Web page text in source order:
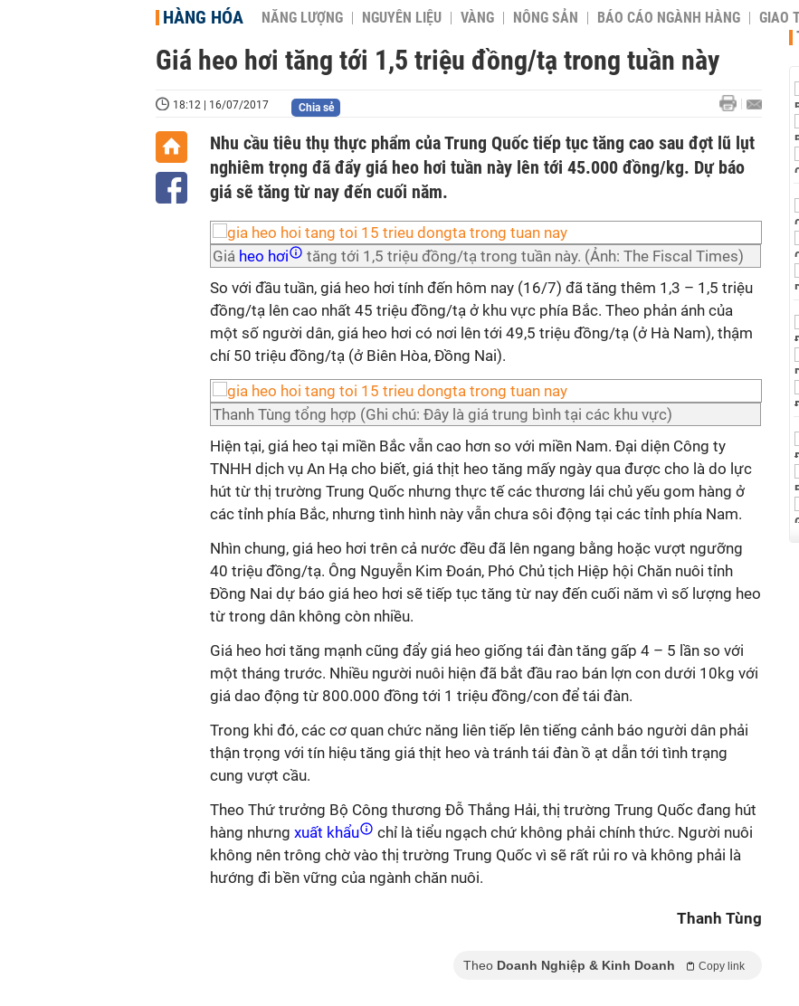
HÀNG HÓA NĂNG LƯỢNG NGUYÊN LIỆU VÀNG NÔNG SẢN BÁO CÁO NGÀNH HÀNG GIAO
Giá heo hơi tăng tới 1,5 triệu đồng/tạ trong tuần này
18:12 | 16/07/2017 Chia sẻ
Nhu cầu tiêu thụ thực phẩm của Trung Quốc tiếp tục tăng cao sau đợt lũ lụt
nghiêm trọng đã đẩy giá heo hơi tuần này lên tới 45.000 đồng/kg. Dự báo
giá sẽ tăng từ nay đến cuối năm.
Giá heo hơi
tăng tới 1,5 triệu đồng/tạ trong tuần này. (Ảnh: The Fiscal Times)
So với đầu tuần, giá heo hơi tính đến hôm nay (16/7) đã tăng thêm 1,3 – 1,5 triệu
đồng/tạ lên cao nhất 45 triệu đồng/tạ ở khu vực phía Bắc. Theo phản ánh của
một số người dân, giá heo hơi có nơi lên tới 49,5 triệu đồng/tạ (ở Hà Nam), thậm
chí 50 triệu đồng/tạ (ở Biên Hòa, Đồng Nai).
Thanh Tùng tổng hợp (Ghi chú: Đây là giá trung bình tại các khu vực)
Hiện tại, giá heo tại miền Bắc vẫn cao hơn so với miền Nam. Đại diện Công ty
TNHH dịch vụ An Hạ cho biết, giá thịt heo tăng mấy ngày qua được cho là do lực
hút từ thị trường Trung Quốc nhưng thực tế các thương lái chủ yếu gom hàng ở
các tỉnh phía Bắc, nhưng tình hình này vẫn chưa sôi động tại các tỉnh phía Nam.
Nhìn chung, giá heo hơi trên cả nước đều đã lên ngang bằng hoặc vượt ngưỡng
40 triệu đồng/tạ. Ông Nguyễn Kim Đoán, Phó Chủ tịch Hiệp hội Chăn nuôi tỉnh
Đồng Nai dự báo giá heo hơi sẽ tiếp tục tăng từ nay đến cuối năm vì số lượng heo
từ trong dân không còn nhiều.
Giá heo hơi tăng mạnh cũng đẩy giá heo giống tái đàn tăng gấp 4 – 5 lần so với
một tháng trước. Nhiều người nuôi hiện đã bắt đầu rao bán lợn con dưới 10kg với
giá dao động từ 800.000 đồng tới 1 triệu đồng/con để tái đàn.
Trong khi đó, các cơ quan chức năng liên tiếp lên tiếng cảnh báo người dân phải
thận trọng với tín hiệu tăng giá thịt heo và tránh tái đàn ồ ạt dẫn tới tình trạng
cung vượt cầu.
Theo Thứ trưởng Bộ Công thương Đỗ Thắng Hải, thị trường Trung Quốc đang hút
hàng nhưng xuất khẩu
chỉ là tiểu ngạch chứ không phải chính thức. Người nuôi
không nên trông chờ vào thị trường Trung Quốc vì sẽ rất rủi ro và không phải là
hướng đi bền vững của ngành chăn nuôi.
Thanh Tùng
Theo Doanh Nghiệp & Kinh Doanh Copy link